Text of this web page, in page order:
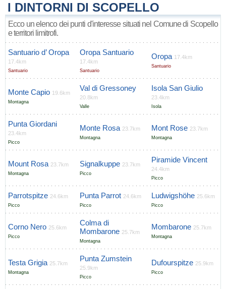
I DINTORNI DI SCOPELLO
Ecco un elenco dei punti d'interesse situati nel Comune di Scopello
e territori limitrofi.
Santuario d’ Oropa
17.4km
Santuario
Oropa Santuario
17.4km
Santuario
Oropa 17.4km
Santuario
Monte Capio 19.6km
Montagna
Val di Gressoney
20.8km
Valle
Isola San Giulio
23.4km
Isola
Punta Giordani
23.4km
Picco
Monte Rosa 23.7km
Montagna
Mont Rose 23.7km
Montagna
Mount Rosa 23.7km
Montagna
Signalkuppe 23.7km
Picco
Piramide Vincent
24.4km
Picco
Parrotspitze 24.6km
Picco
Punta Parrot 24.6km
Picco
Ludwigshöhe 25.6km
Picco
Corno Nero 25.6km
Picco
Colma di
Mombarone 25.7km
Montagna
Mombarone 25.7km
Montagna
Testa Grigia 25.7km
Montagna
Punta Zumstein
25.9km
Picco
Dufourspitze 25.9km
Picco